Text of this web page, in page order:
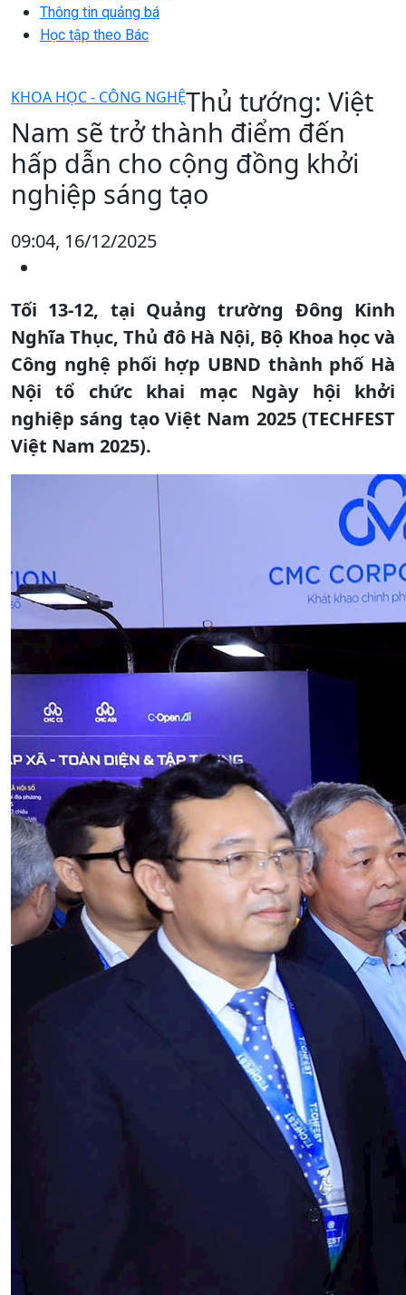
Thông tin quảng bá
Học tập theo Bác
KHOA HỌC - CÔNG NGHỆThủ tướng: Việt
Nam sẽ trở thành điểm đến
hấp dẫn cho cộng đồng khởi
nghiệp sáng tạo
09:04, 16/12/2025
Tối 13-12, tại Quảng trường Đông Kinh
Nghĩa Thục, Thủ đô Hà Nội, Bộ Khoa học và
Công nghệ phối hợp UBND thành phố Hà
Nội tổ chức khai mạc Ngày hội khởi
nghiệp sáng tạo Việt Nam 2025 (TECHFEST
Việt Nam 2025).